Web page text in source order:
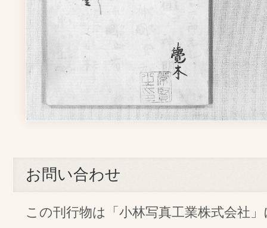
お問い合わせ
この刊行物は「小林写真工業株式会社